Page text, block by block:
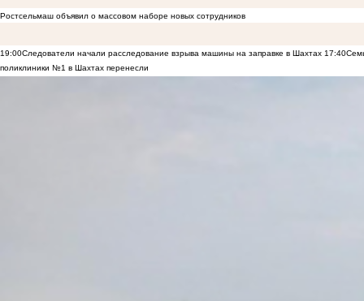
Ростсельмаш объявил о массовом наборе новых сотрудников
19:00Следователи начали расследование взрыва машины на заправке в Шахтах 17:40
поликлиники №1 в Шахтах перенесли